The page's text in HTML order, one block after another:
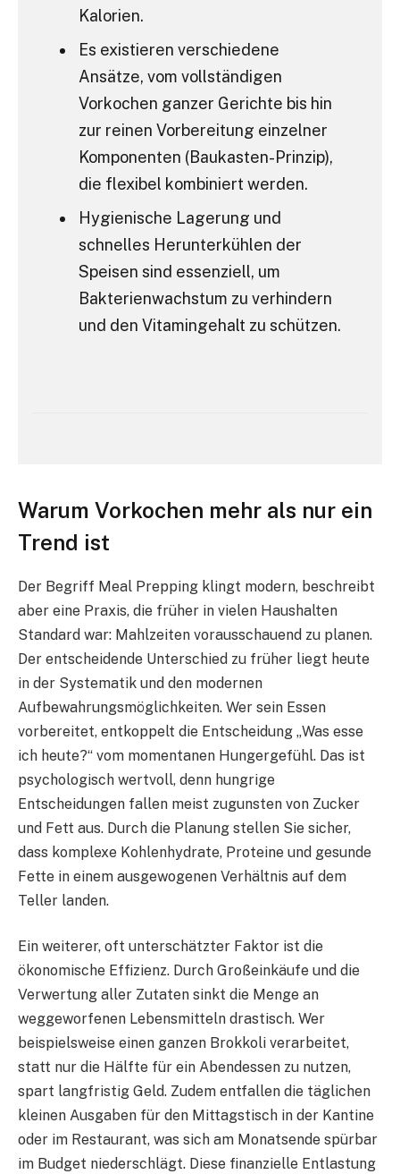
Kalorien.
Es existieren verschiedene
Ansätze, vom vollständigen
Vorkochen ganzer Gerichte bis hin
zur reinen Vorbereitung einzelner
Komponenten (Baukasten-Prinzip),
die flexibel kombiniert werden.
Hygienische Lagerung und
schnelles Herunterkühlen der
Speisen sind essenziell, um
Bakterienwachstum zu verhindern
und den Vitamingehalt zu schützen.
Warum Vorkochen mehr als nur ein
Trend ist
Der Begriff Meal Prepping klingt modern, beschreibt
aber eine Praxis, die früher in vielen Haushalten
Standard war: Mahlzeiten vorausschauend zu planen.
Der entscheidende Unterschied zu früher liegt heute
in der Systematik und den modernen
Aufbewahrungsmöglichkeiten. Wer sein Essen
vorbereitet, entkoppelt die Entscheidung „Was esse
ich heute?“ vom momentanen Hungergefühl. Das ist
psychologisch wertvoll, denn hungrige
Entscheidungen fallen meist zugunsten von Zucker
und Fett aus. Durch die Planung stellen Sie sicher,
dass komplexe Kohlenhydrate, Proteine und gesunde
Fette in einem ausgewogenen Verhältnis auf dem
Teller landen.
Ein weiterer, oft unterschätzter Faktor ist die
ökonomische Effizienz. Durch Großeinkäufe und die
Verwertung aller Zutaten sinkt die Menge an
weggeworfenen Lebensmitteln drastisch. Wer
beispielsweise einen ganzen Brokkoli verarbeitet,
statt nur die Hälfte für ein Abendessen zu nutzen,
spart langfristig Geld. Zudem entfallen die täglichen
kleinen Ausgaben für den Mittagstisch in der Kantine
oder im Restaurant, was sich am Monatsende spürbar
im Budget niederschlägt. Diese finanzielle Entlastung